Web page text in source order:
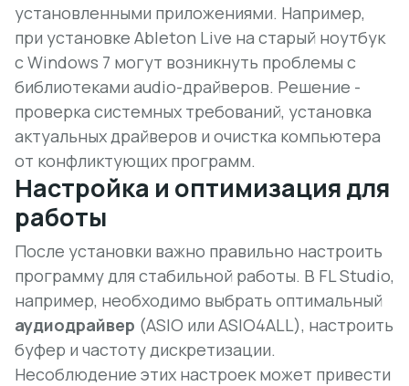
установленными приложениями. Например,
при установке Ableton Live на старый ноутбук
с Windows 7 могут возникнуть проблемы с
библиотеками audio-драйверов. Решение -
проверка системных требований, установка
актуальных драйверов и очистка компьютера
от конфликтующих программ.
Настройка и оптимизация для
работы
После установки важно правильно настроить
программу для стабильной работы. В FL Studio,
например, необходимо выбрать оптимальный
аудиодрайвер (ASIO или ASIO4ALL), настроить
буфер и частоту дискретизации.
Несоблюдение этих настроек может привести